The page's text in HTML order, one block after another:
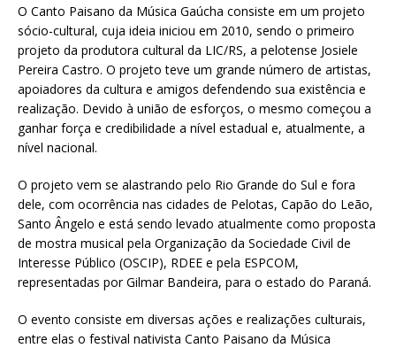
O Canto Paisano da Música Gaúcha consiste em um projeto
sócio-cultural, cuja ideia iniciou em 2010, sendo o primeiro
projeto da produtora cultural da LIC/RS, a pelotense Josiele
Pereira Castro. O projeto teve um grande número de artistas,
apoiadores da cultura e amigos defendendo sua existência e
realização. Devido à união de esforços, o mesmo começou a
ganhar força e credibilidade a nível estadual e, atualmente, a
nível nacional.
O projeto vem se alastrando pelo Rio Grande do Sul e fora
dele, com ocorrência nas cidades de Pelotas, Capão do Leão,
Santo Ângelo e está sendo levado atualmente como proposta
de mostra musical pela Organização da Sociedade Civil de
Interesse Público (OSCIP), RDEE e pela ESPCOM,
representadas por Gilmar Bandeira, para o estado do Paraná.
O evento consiste em diversas ações e realizações culturais,
entre elas o festival nativista Canto Paisano da Música